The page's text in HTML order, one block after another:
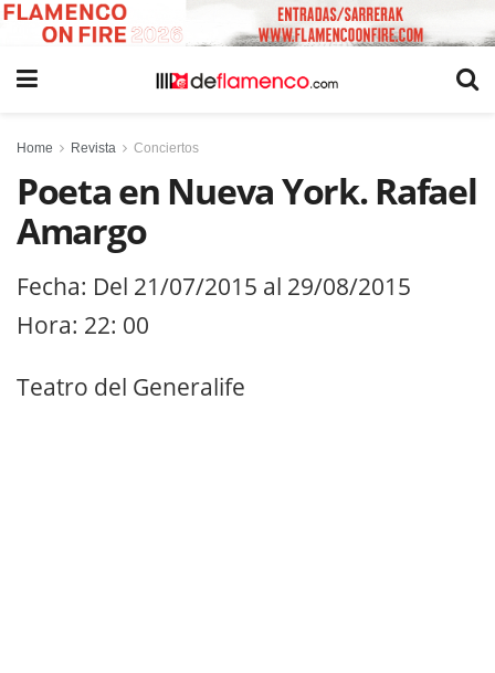
Home Revista Conciertos
Poeta en Nueva York. Rafael
Amargo
Fecha: Del 21/07/2015 al 29/08/2015
Hora: 22: 00
Teatro del Generalife